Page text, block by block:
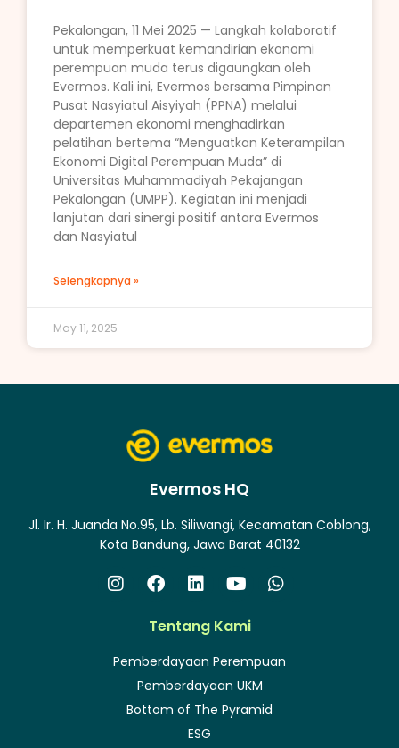
Pekalongan, 11 Mei 2025 — Langkah kolaboratif
untuk memperkuat kemandirian ekonomi
perempuan muda terus digaungkan oleh
Evermos. Kali ini, Evermos bersama Pimpinan
Pusat Nasyiatul Aisyiyah (PPNA) melalui
departemen ekonomi menghadirkan
pelatihan bertema “Menguatkan Keterampilan
Ekonomi Digital Perempuan Muda” di
Universitas Muhammadiyah Pekajangan
Pekalongan (UMPP). Kegiatan ini menjadi
lanjutan dari sinergi positif antara Evermos
dan Nasyiatul
Selengkapnya »
May 11, 2025
Evermos HQ
Jl. Ir. H. Juanda No.95, Lb. Siliwangi, Kecamatan Coblong,
Kota Bandung, Jawa Barat 40132
Tentang Kami
Pemberdayaan Perempuan
Pemberdayaan UKM
Bottom of The Pyramid
ESG